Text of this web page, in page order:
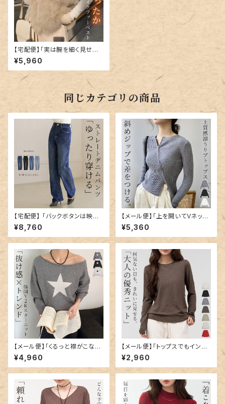
【宅配便】「実は腕を細く見せた
り…」フェイクファー ベスト ジレ
レディース ジャケット アウター
トップス／tops2273
¥5,960
同じカテゴリの商品
【宅配便】 「バックボタンは映え
にも」デニム パンツ ストレート
レディース ／pants654
¥8,760
【メール便】「上を開いてVネック
風にも」ニット トップス リブ カッ
トソー レディース／tops2313
¥5,360
【メール便】「くるっと襟がこなれ
感に」ニット トップス リブ ボート
ネック 3way／tops2314
¥4,960
【メール便】「トップスでもインナ
ーでも」ニット トップス リブ カッ
トソー レディース／tops2321
¥2,960